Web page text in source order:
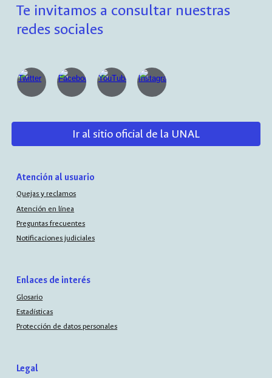
Te invitamos a consultar nuestras
redes sociales
Ir al sitio oficial de la UNAL
Atención al usuario
Quejas y reclamos
Atención en línea
Preguntas frecuentes
Notificaciones judiciales
Enlaces de interés
Glosario
Estadísticas
Protección de datos personales
Legal